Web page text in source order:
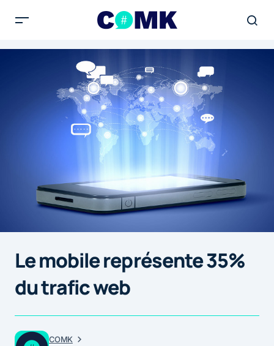
Le mobile représente 35%
du trafic web
COMK